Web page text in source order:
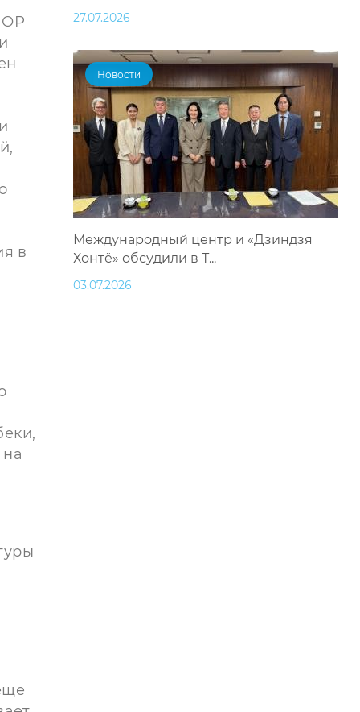
в
27.07.2026
Новости
Международный центр и «Дзиндзя
Хонтё» обсудили в Т...
03.07.2026